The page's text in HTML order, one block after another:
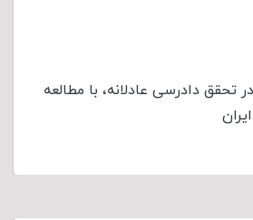
دادرسی عادلانه، با مطالعه